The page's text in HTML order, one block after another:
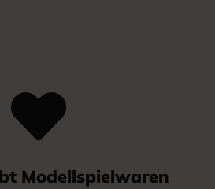

Modellspielwaren